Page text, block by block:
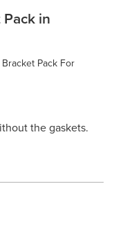
Pack in
Pack For
the gaskets.